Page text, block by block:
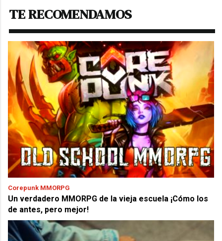
TE RECOMENDAMOS
Corepunk MMORPG
Un verdadero MMORPG de la vieja escuela ¡Cómo los
de antes, pero mejor!